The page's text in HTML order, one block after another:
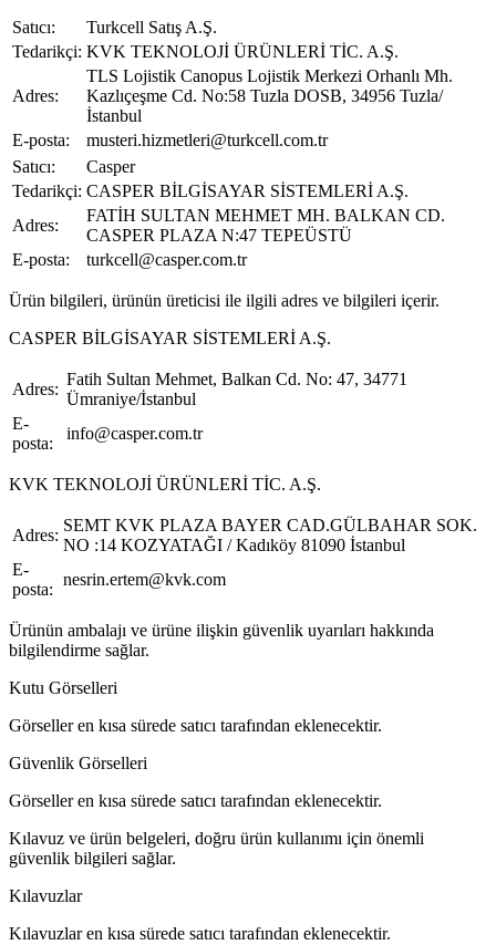
Satıcı:
Turkcell Satış A.Ş.
Tedarikçi: KVK TEKNOLOJİ ÜRÜNLERİ TİC. A.Ş.
Adres:
TLS Lojistik Canopus Lojistik Merkezi Orhanlı Mh.
Kazlıçeşme Cd. No:58 Tuzla DOSB, 34956 Tuzla/
İstanbul
E-posta:
musteri.hizmetleri@turkcell.com.tr
Satıcı:
Casper
Tedarikçi: CASPER BİLGİSAYAR SİSTEMLERİ A.Ş.
Adres:
FATİH SULTAN MEHMET MH. BALKAN CD.
CASPER PLAZA N:47 TEPEÜSTÜ
E-posta:
turkcell@casper.com.tr
Ürün bilgileri, ürünün üreticisi ile ilgili adres ve bilgileri içerir.
CASPER BİLGİSAYAR SİSTEMLERİ A.Ş.
Adres:
Fatih Sultan Mehmet, Balkan Cd. No: 47, 34771
Ümraniye/İstanbul
E-
posta:
info@casper.com.tr
KVK TEKNOLOJİ ÜRÜNLERİ TİC. A.Ş.
Adres:
SEMT KVK PLAZA BAYER CAD.GÜLBAHAR SOK.
NO :14 KOZYATAĞI / Kadıköy 81090 İstanbul
E-
posta:
nesrin.ertem@kvk.com
Ürünün ambalajı ve ürüne ilişkin güvenlik uyarıları hakkında
bilgilendirme sağlar.
Kutu Görselleri
Görseller en kısa sürede satıcı tarafından eklenecektir.
Güvenlik Görselleri
Görseller en kısa sürede satıcı tarafından eklenecektir.
Kılavuz ve ürün belgeleri, doğru ürün kullanımı için önemli
güvenlik bilgileri sağlar.
Kılavuzlar
Kılavuzlar en kısa sürede satıcı tarafından eklenecektir.